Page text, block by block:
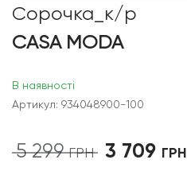
Сорочка_к/р
CASA MODA
В наявності
Артикул: 934048900-100
5 299ГРН
Оригінальна
3 709 ГРН